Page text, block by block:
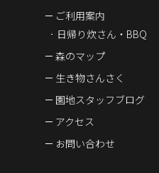
ご利用案内
日帰り炊さん・BBQ
森のマップ
生き物さんさく
園地スタッフブログ
アクセス
お問い合わせ